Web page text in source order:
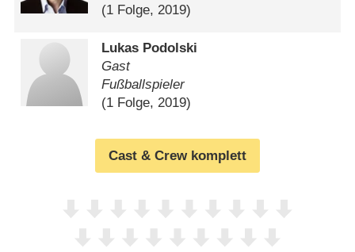
(1 Folge, 2019)
Lukas Podolski
Gast
Fußballspieler
(1 Folge, 2019)
Cast & Crew komplett